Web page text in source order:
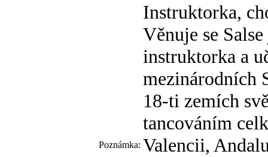
Poznámka:
Instruktorka,
Věnuje se
instruktorka a
mezinárodních
18-ti zemích
tancováním
Valencii,